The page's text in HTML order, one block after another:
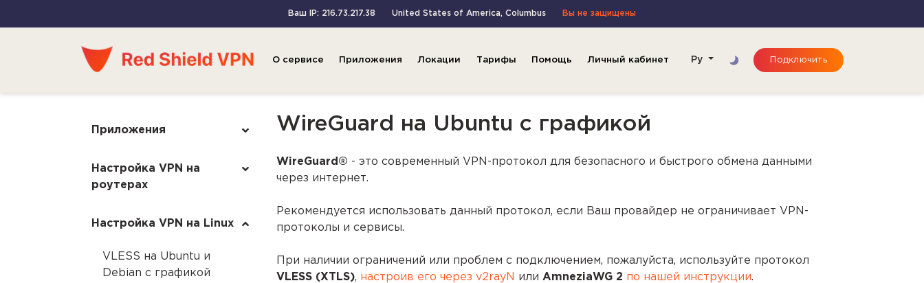
Ваш IP: 216.73.217.38 United States of America, Columbus Вы не защищены
Ру Подключить
О сервисе Приложения Локации Тарифы Помощь Личный кабинет
Приложения
Настройка VPN на
роутерах
Настройка VPN на Linux
VLESS на Ubuntu и
Debian с графикой
WireGuard на Ubuntu с графикой
WireGuard® - это современный VPN-протокол для безопасного и быстрого обмена данными
через интернет.
Рекомендуется использовать данный протокол, если Ваш провайдер не ограничивает VPN-
протоколы и сервисы.
При наличии ограничений или проблем с подключением, пожалуйста, используйте протокол
VLESS (XTLS), настроив его через v2rayN или AmneziaWG 2 по нашей инструкции.